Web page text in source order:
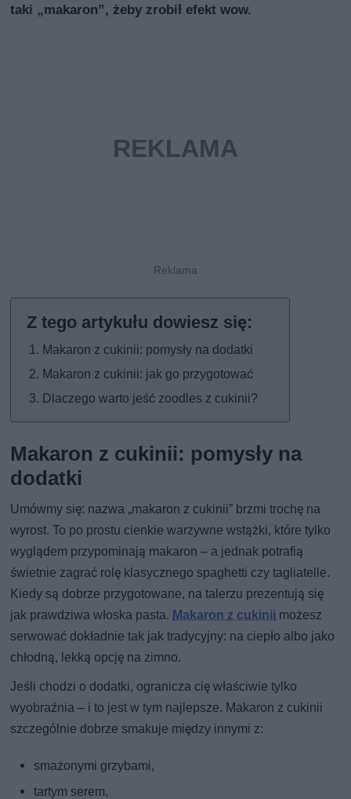
taki „makaron”, żeby zrobił efekt wow.
Makaron z cukinii: pomysły na dodatki
Makaron z cukinii: jak go przygotować
Dlaczego warto jeść zoodles z cukinii?
Makaron z cukinii: pomysły na
dodatki
Umówmy się: nazwa „makaron z cukinii” brzmi trochę na
wyrost. To po prostu cienkie warzywne wstążki, które tylko
wyglądem przypominają makaron – a jednak potrafią
świetnie zagrać rolę klasycznego spaghetti czy tagliatelle.
Kiedy są dobrze przygotowane, na talerzu prezentują się
jak prawdziwa włoska pasta. Makaron z cukinii możesz
serwować dokładnie tak jak tradycyjny: na ciepło albo jako
chłodną, lekką opcję na zimno.
Jeśli chodzi o dodatki, ogranicza cię właściwie tylko
wyobraźnia – i to jest w tym najlepsze. Makaron z cukinii
szczególnie dobrze smakuje między innymi z:
smażonymi grzybami,
tartym serem,